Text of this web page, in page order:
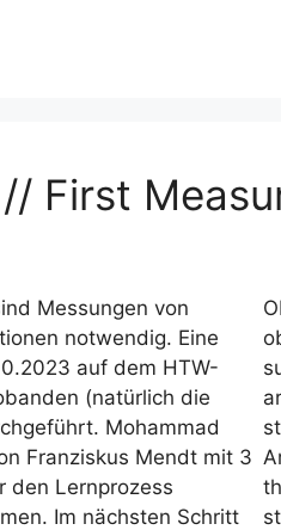
First
Messungen von
notwendig. Eine
auf dem HTW-
(natürlich die
Mohammad
Franziskus Mendt mit 3
den Lernprozess
Im nächsten Schritt